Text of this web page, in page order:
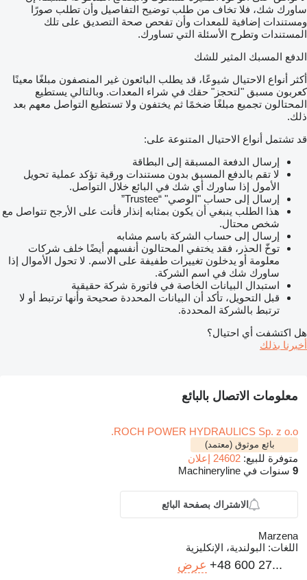
ساورك شك، فلا تخاف من طلب توضيح التفاصيل وأن تطلب صورًا
ومستندات إضافية للمعدات وأن تفحص صحة التصديق على تلك
المستندات وتطرح الأسئلة التي تساورك.
الدفع المسبك المثير للشك
أكثر أنواع الاحتيال شيوعًا، قد يطلب البائعون غير المنصفون مبلغًا معينًا
كعربون مسبق "لتحجز" حقك في شراء المعدات. وبالتالي يستطيع
المحتالون تجميع مبلغًا ضخمًا ثم يختفون ولا تستطيع التواصل معهم بعد
ذلك.
قد تشتمل أنواع الاحتيال المتنوعة على:
إرسال الدفعة المسبقة إلى البطاقة
لا تقم بالدفع المسبق بدون مستندات ورقية تؤكد عملية تحويل
الأمول إذا ساورك أي شك في البائع خلال التواصل.
إرسال إلى حساب "الوصي" “Trustee”
هذا الطلب ينبغي أن يكون بمثابه إنذار فأنت على الأرجح تتواصل مع
شخص محتال.
إرسال إلى حساب الشركة باسم مشابه
توخّ الحذر، فقد يختفي المحتالون أنفسهم أيضًا خلف شركات
معلومة أو يدخلون تغييرات طفيفة على الاسم. لا تحول الأموال إذا
ساورك شك في اسم الشركة.
استبدال البيانات الخاصة في فاتورة شركة حقيقية
قبل التحويل، تأكد أن البيانات المحددة صحيحة وأنها ترتبط أو لا
ترتبط بالشركة المحددة.
هل اكتشفت أي احتيال؟
أخبرنا بذلك
معلومات الاتصال بالبائع
ROCH POWER HYDRAULICS Sp. z o.o.
بائع موثوق (معتمد)
متوفرة للبيع: 24602 إعلان
9 سنوات في Machineryline
الاشتراك بصفحة البائع
Marzena
اللغات: البولندية، الإنكليزية
+48 600 27... عرض